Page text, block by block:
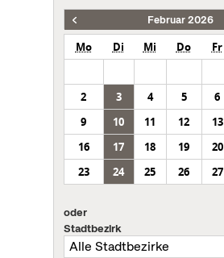
Februar 2026
Mo Di Mi Do Fr
2
3 4 5 6
9
10 11 12 13
16
17 18 19 20
23
24 25 26 27
oder
Stadtbezirk